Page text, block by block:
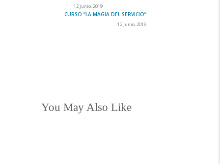
12 junio, 2019
CURSO “LA MAGIA DEL SERVICIO”
12 junio, 2019
You May Also Like